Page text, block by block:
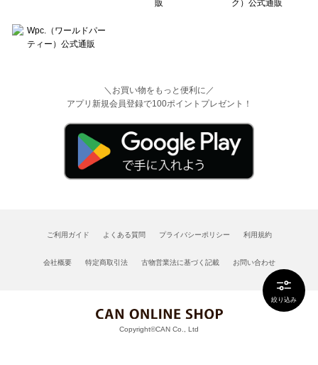
絞り込み
＼お買い物をもっと便利に／
アプリ新規会員登録で100ポイントプレゼント！
ご利用ガイド よくある質問 プライバシーポリシー 利用規約
会社概要 特定商取引法 古物営業法に基づく記載 お問い合わせ
Copyright©CAN Co., Ltd